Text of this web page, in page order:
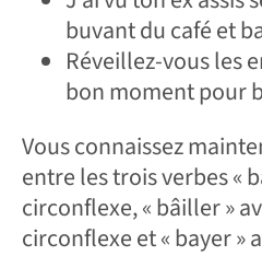
buvant du café et
Réveillez-vous les
bon moment pour
Vous connaissez
entre les trois verbes «
circonflexe, « bâiller »
circonflexe et « bayer »